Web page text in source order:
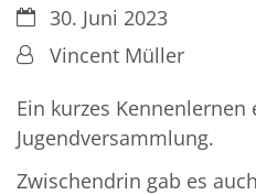
Datum:30. Juni 2023
Von:Vincent Müller
Ein kurzes
Jugendversammlung.
Zwischendrin gab es